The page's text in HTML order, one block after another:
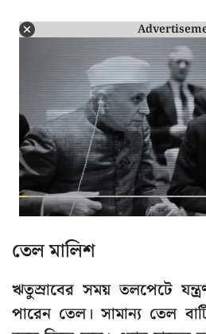
তেল মালিশ
ঋতুস্রাবের সময় তলপেটে
পারেন তেল। সামান্য তেল